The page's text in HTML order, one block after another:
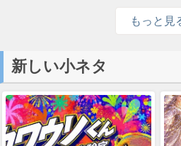
もっと見
新しい小ネタ